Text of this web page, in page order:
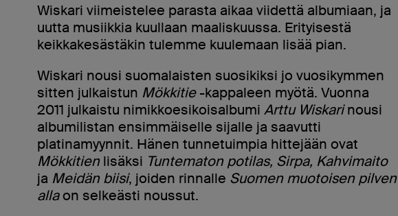
Wiskari viimeistelee parasta aikaa viidettä albumiaan, ja
uutta musiikkia kuullaan maaliskuussa. Erityisestä
keikkakesästäkin tulemme kuulemaan lisää pian.
Wiskari nousi suomalaisten suosikiksi jo vuosikymmen
sitten julkaistun Mökkitie-kappaleen myötä. Vuonna
2011 julkaistu nimikkoesikoisalbumiArttu Wiskarinousi
albumilistan ensimmäiselle sijalle ja saavutti
platinamyynnit. Hänen tunnetuimpia hittejään ovat
Mökkitienlisäksi Tuntematon potilas, Sirpa, Kahvimaito
ja Meidän biisi, joiden rinnalle Suomen muotoisen pilven
allaon selkeästi noussut.